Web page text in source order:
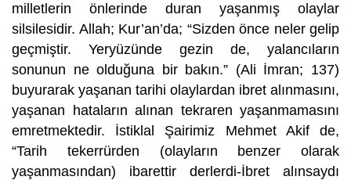
milletlerin önlerinde duran yaşanmış olaylar
silsilesidir. Allah; Kur’an’da; “Sizden önce neler gelip
geçmiştir. Yeryüzünde gezin de, yalancıların
sonunun ne olduğuna bir bakın.” (Ali İmran; 137)
buyurarak yaşanan tarihi olaylardan ibret alınmasını,
yaşanan hataların alınan tekraren yaşanmamasını
emretmektedir. İstiklal Şairimiz Mehmet Akif de,
“Tarih tekerrürden (olayların benzer olarak
yaşanmasından) ibarettir derlerdi-İbret alınsaydı